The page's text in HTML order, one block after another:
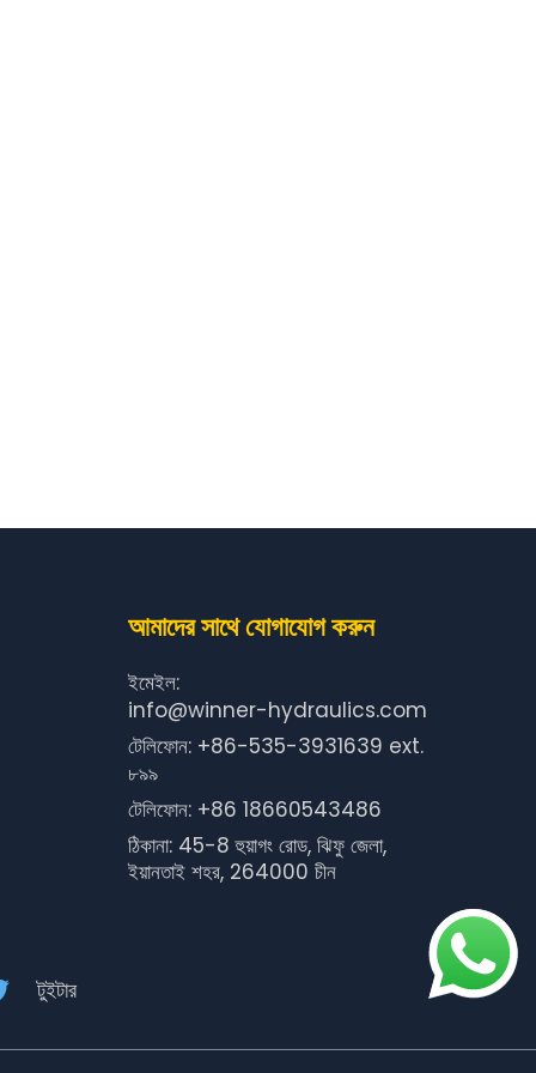
আমাদের সাথে যোগাযোগ করুন
ইমেইল:
info@winner-hydraulics.com
টেলিফোন: +86-535-3931639 ext.
৮৯৯
টেলিফোন: +86 18660543486
ঠিকানা: 45-8 হুয়াগং রোড, ঝিফু জেলা,
ইয়ানতাই শহর, 264000 চীন
টুইটার